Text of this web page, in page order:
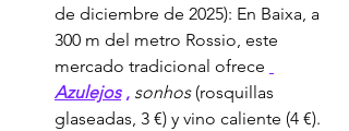
de diciembre de 2025): En Baixa, a
300 m del metro Rossio, este
mercado tradicional ofrece
Azulejos , sonhos (rosquillas
glaseadas, 3 €) y vino caliente (4 €).